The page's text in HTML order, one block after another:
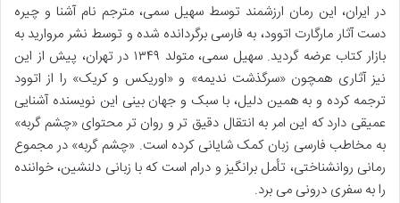
در ایران، این رمان ارزشمند توسط سهیل سمی، مترجم نام آشنا و چیره
دست آثار مارگارت اتوود، به فارسی برگردانده شده و توسط نشر مروارید به
بازار کتاب عرضه گردید. سهیل سمی، متولد ۱۳۴۹ در تهران، پیش از این
نیز آثاری همچون «سرگذشت ندیمه» و «اوریکس و کریک» را از اتوود
ترجمه کرده و به همین دلیل، با سبک و جهان بینی این نویسنده آشنایی
عمیقی دارد که این امر به انتقال دقیق تر و روان تر محتوای «چشم گربه»
به مخاطب فارسی زبان کمک شایانی کرده است. «چشم گربه» در مجموع
رمانی روانشناختی، تأمل برانگیز و درام است که با زبانی دلنشین، خواننده
را به سفری درونی می برد.